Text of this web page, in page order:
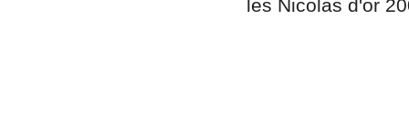
les Nicolas d'or